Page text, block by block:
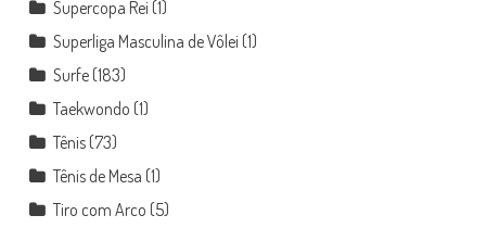
Supercopa Rei (1)
Superliga Masculina de Vôlei (1)
Surfe(183)
Taekwondo (1)
Tênis(73)
Tênis de Mesa (1)
Tiro com Arco (5)